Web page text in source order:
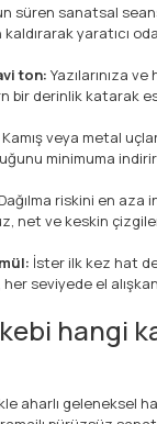
süren sanatsal
yaratıcı
ton: Yazılarınıza
bir derinlik katarak
Kamış veya metal
minimuma
Dağılma riskini en aza
net ve keskin
İster ilk kez hat
seviyede el
hangi
aharlı geleneksel